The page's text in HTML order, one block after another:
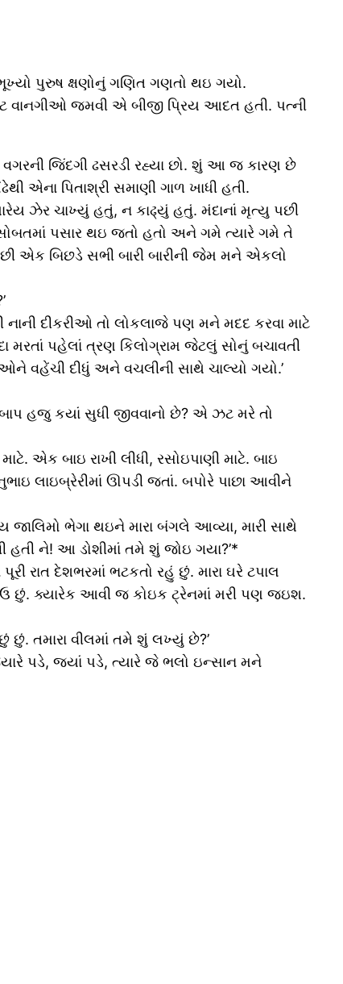
પુરુષ ક્ષણોનું ગણિત ગણતો થઇ ગયો.
વાનગીઓ જમવી એ બીજી પ્રિય આદત હતી. પત્ની
જિંદગી ઢસરડી રહ્યા છો. શું આ જ કારણ છે
એના પિતાશ્રી સમાણી ગાળ ખાધી હતી.
ઝેર ચાખ્યું હતું, ન કાઢ્યું હતું. મંદાનાં મૃત્યુ પછી
પસાર થઇ જતો હતો અને ગમે ત્યારે ગમે તે
એક બિછડે સભી બારી બારીની જેમ મને એકલો
દીકરીઓ તો લોકલાજે પણ મને મદદ કરવા માટે
મરતાં પહેલાં ત્રણ કિલોગ્રામ જેટલું સોનું બચાવતી
વહેંચી દીધું અને વચલીની સાથે ચાલ્યો ગયો.’
હજુ કયાં સુધી જીવવાનો છે? એ ઝટ મરે તો
એક બાઇ રાખી લીધી, રસોઇપાણી માટે. બાઇ
લાઇબ્રેરીમાં ઊપડી જતાં. બપોરે પાછા આવીને
ભેગા થઇને મારા બંગલે આવ્યા, મારી સાથે
હતી ને! આ ડોશીમાં તમે શું જોઇ ગયા?’*
રાત દેશભરમાં ભટકતો રહું છું. મારા ઘરે ટપાલ
છું. ક્યારેક આવી જ કોઇક ટ્રેનમાં મરી પણ જઇશ.
છું. તમારા વીલમાં તમે શું લખ્યું છે?’
પડે, જ્યાં પડે, ત્યારે જે ભલો ઇન્સાન મને